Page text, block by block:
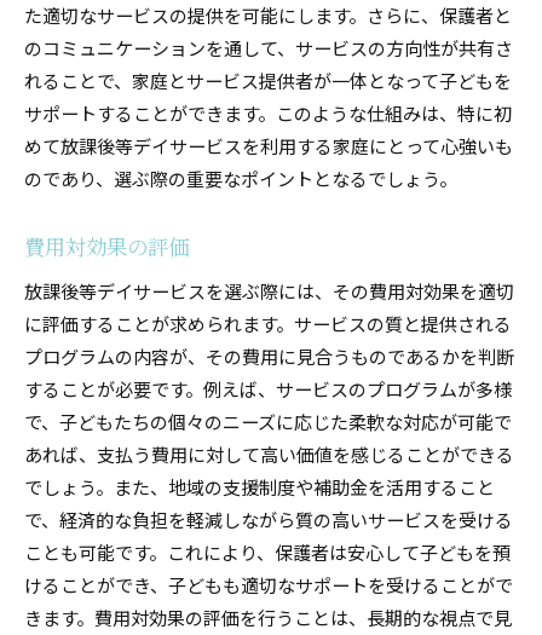
た適切なサービスの提供を可能にします。さらに、保護者と
のコミュニケーションを通して、サービスの方向性が共有さ
れることで、家庭とサービス提供者が一体となって子どもを
サポートすることができます。このような仕組みは、特に初
めて放課後等デイサービスを利用する家庭にとって心強いも
のであり、選ぶ際の重要なポイントとなるでしょう。
費用対効果の評価
放課後等デイサービスを選ぶ際には、その費用対効果を適切
に評価することが求められます。サービスの質と提供される
プログラムの内容が、その費用に見合うものであるかを判断
することが必要です。例えば、サービスのプログラムが多様
で、子どもたちの個々のニーズに応じた柔軟な対応が可能で
あれば、支払う費用に対して高い価値を感じることができる
でしょう。また、地域の支援制度や補助金を活用すること
で、経済的な負担を軽減しながら質の高いサービスを受ける
ことも可能です。これにより、保護者は安心して子どもを預
けることができ、子どもも適切なサポートを受けることがで
きます。費用対効果の評価を行うことは、長期的な視点で見